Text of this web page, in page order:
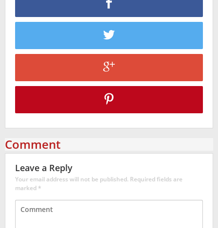
Comment
Leave a Reply
Your email address will not be published. Required fields are
marked*